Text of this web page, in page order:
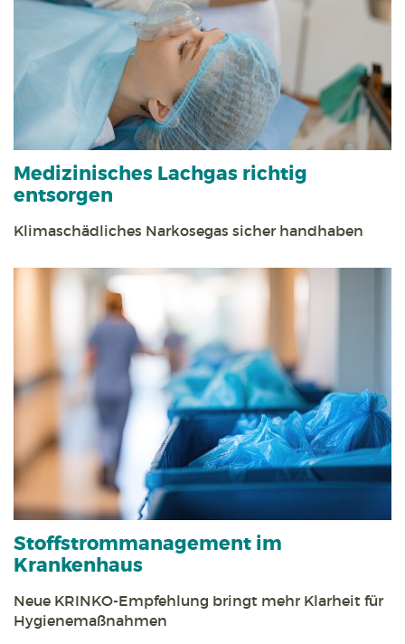
Medizinisches Lachgas richtig
entsorgen
Klimaschädliches Narkosegas sicher handhaben
Stoff­strom­management im
Krankenhaus
Neue KRINKO-Empfehlung bringt mehr Klarheit für
Hygienemaßnahmen